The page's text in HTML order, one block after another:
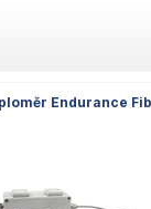
Endurance